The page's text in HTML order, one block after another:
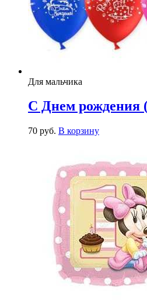
Для мальчика
С Днем рождения
70 руб. В корзину